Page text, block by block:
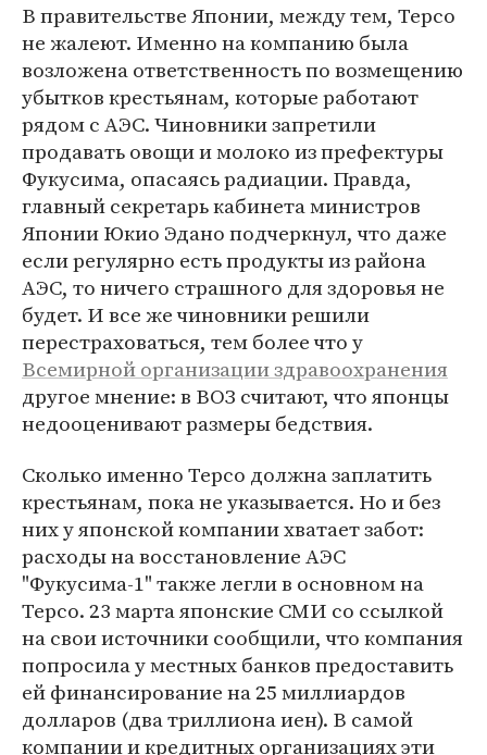
В правительстве Японии, между тем, Tepco
не жалеют. Именно на компанию была
возложена ответственность по возмещению
убытков крестьянам, которые работают
рядом с АЭС. Чиновники запретили
продавать овощи и молоко из префектуры
Фукусима, опасаясь радиации. Правда,
главный секретарь кабинета министров
Японии Юкио Эдано подчеркнул, что даже
если регулярно есть продукты из района
АЭС, то ничего страшного для здоровья не
будет. И все же чиновники решили
перестраховаться, тем более что у
Всемирной организации здравоохранения
другое мнение: в ВОЗ считают, что японцы
недооценивают размеры бедствия.
Сколько именно Tepco должна заплатить
крестьянам, пока не указывается. Но и без
них у японской компании хватает забот:
расходы на восстановление АЭС
"Фукусима-1" также легли в основном на
Tepco. 23 марта японские СМИ со ссылкой
на свои источники сообщили, что компания
попросила у местных банков предоставить
ей финансирование на 25 миллиардов
долларов (два триллиона иен). В самой
компании и кредитных организациях эти